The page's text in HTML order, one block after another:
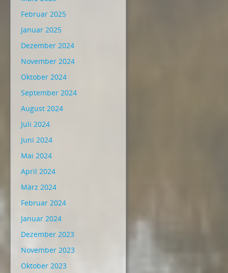
Februar 2025
Januar 2025
Dezember 2024
November 2024
Oktober 2024
September 2024
August 2024
Juli 2024
Juni 2024
Mai 2024
April 2024
März 2024
Februar 2024
Januar 2024
Dezember 2023
November 2023
Oktober 2023